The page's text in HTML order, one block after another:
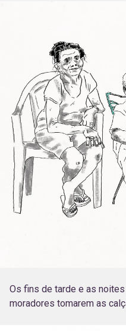
Os fins de tarde e as
moradores tomarem as